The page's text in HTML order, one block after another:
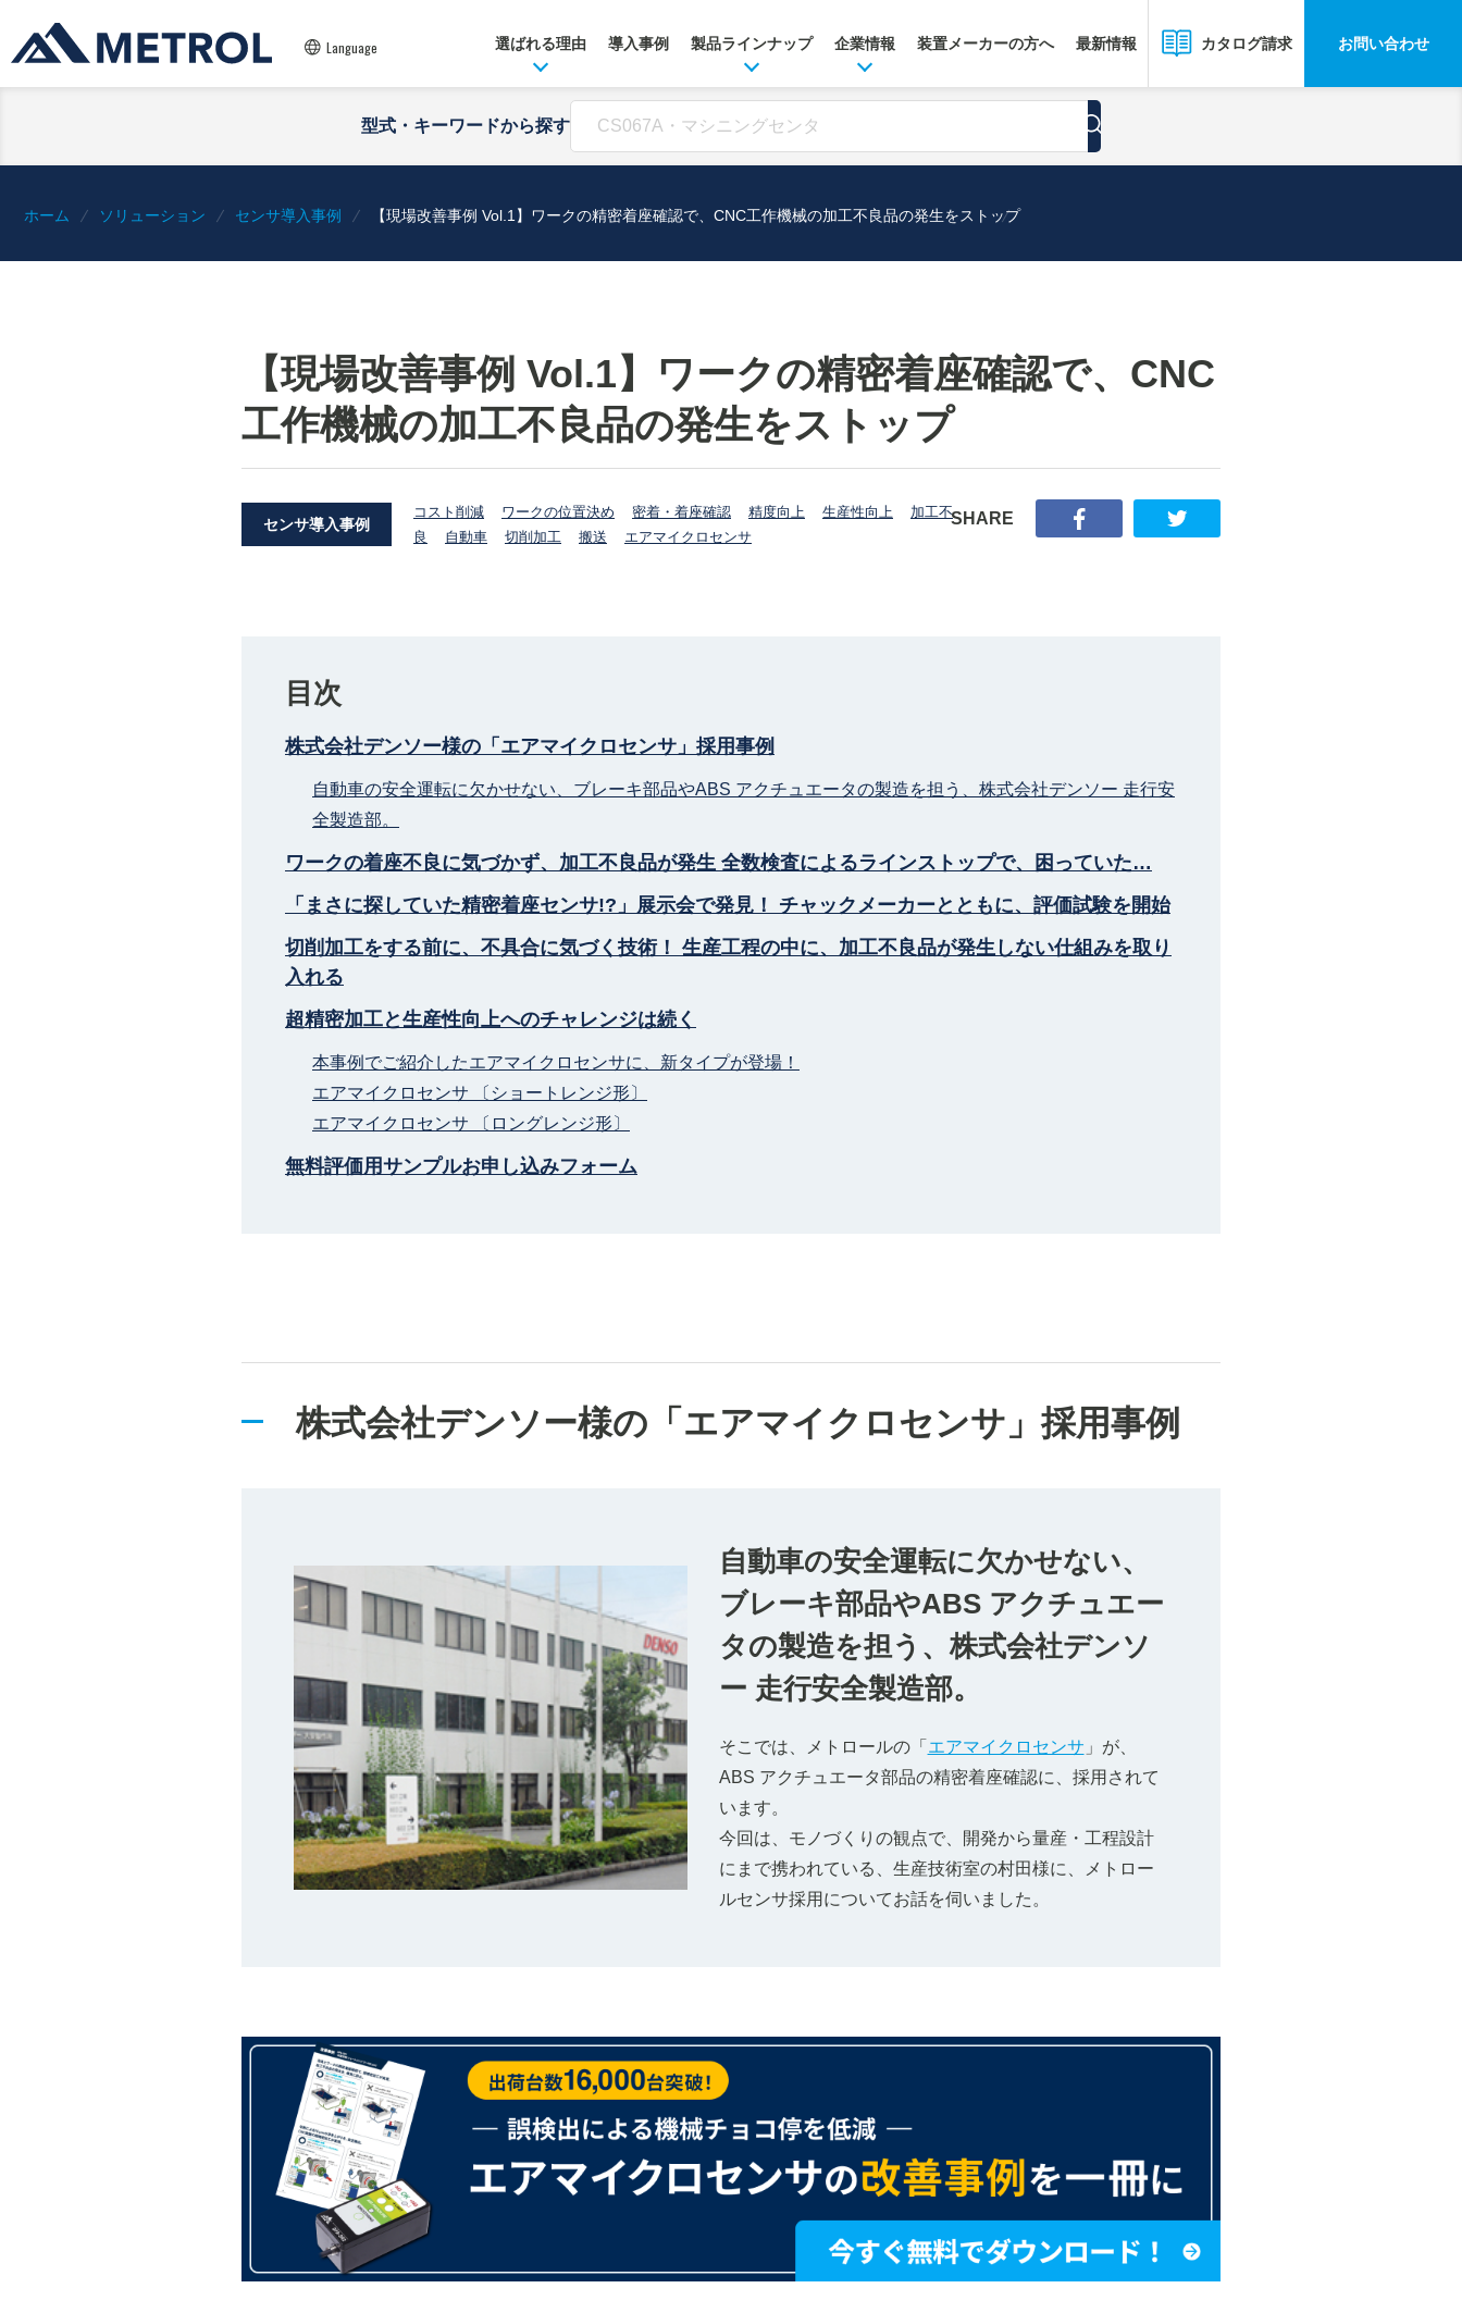
Language 選ばれる理由 導入事例 製品ラインナップ 企業情報 装置メーカーの方へ 最新情報 カタログ請求 お問い合わせ
型式・キーワードから探す
ホーム ソリューション センサ導入事例 【現場改善事例 Vol.1】ワークの精密着座確認で、CNC工作機械の加工不良品の発生をストップ
【現場改善事例 Vol.1】ワークの精密着座確認で、CNC
工作機械の加工不良品の発生をストップ
センサ導入事例
コスト削減 ワークの位置決め 密着・着座確認 精度向上 生産性向上
加工不
良
自動車 切削加工 搬送 エアマイクロセンサ
SHARE
目次
株式会社デンソー様の「エアマイクロセンサ」採用事例
自動車の安全運転に欠かせない、ブレーキ部品やABS アクチュエータの製造を担う、株式会社デンソー 走行安
全製造部。
ワークの着座不良に気づかず、加工不良品が発生 全数検査によるラインストップで、困っていた…
「まさに探していた精密着座センサ!?」展示会で発見！ チャックメーカーとともに、評価試験を開始
切削加工をする前に、不具合に気づく技術！ 生産工程の中に、加工不良品が発生しない仕組みを取り
入れる
超精密加工と生産性向上へのチャレンジは続く
本事例でご紹介したエアマイクロセンサに、新タイプが登場！
エアマイクロセンサ 〔ショートレンジ形〕
エアマイクロセンサ 〔ロングレンジ形〕
無料評価用サンプルお申し込みフォーム
株式会社デンソー様の「エアマイクロセンサ」採用事例
自動車の安全運転に欠かせない、
ブレーキ部品やABS アクチュエー
タの製造を担う、株式会社デンソ
ー 走行安全製造部。
そこでは、メトロールの「 エアマイクロセンサ 」が、
ABS アクチュエータ部品の精密着座確認に、採用されて
います。
今回は、モノづくりの観点で、開発から量産・工程設計
にまで携われている、生産技術室の村田様に、メトロー
ルセンサ採用についてお話を伺いました。